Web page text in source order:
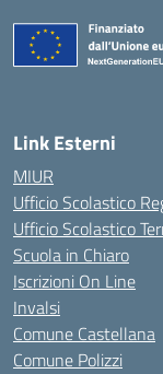
Link Esterni
MIUR
Ufficio Scolastico
Ufficio Scolastico
Scuola in Chiaro
Iscrizioni On Line
Invalsi
Comune Castellana
Comune Polizzi